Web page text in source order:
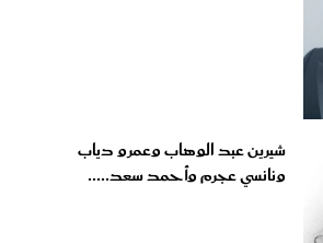
شيرين عبد الوهاب وعمرو دياب
ونانسي عجرم وأحمد سعد.....